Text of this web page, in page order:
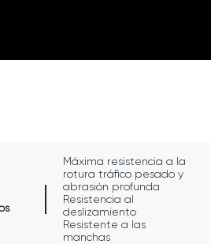
Máxima resistencia a la
rotura tráfico pesado y
abrasión profunda
Resistencia al
deslizamiento
Resistente a las
manchas